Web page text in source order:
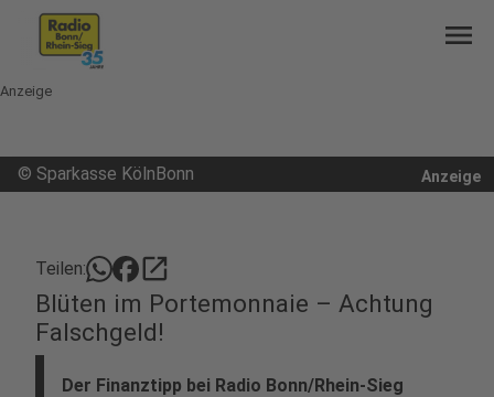
menu
Anzeige
Anzeige
© Sparkasse KölnBonn
Teilen: open_in_new
Blüten im Portemonnaie – Achtung
Falschgeld!
Der Finanztipp bei Radio Bonn/Rhein-Sieg